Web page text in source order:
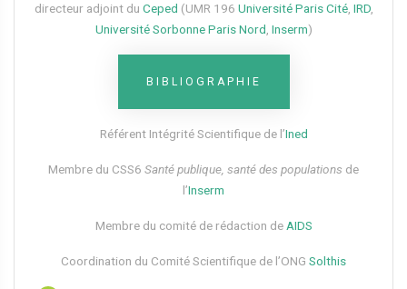
directeur adjoint du Ceped (UMR 196 Université Paris Cité, IRD,
Université Sorbonne Paris Nord Inserm)
BIBLIOGRAPHIE
Référent Intégrité Scientifique de l’Ined
Membre du CSS6​ Santé publique, santé des populations de
l’Inserm
Membre du comité de rédaction de AIDS
Coordination du Comité Scientifique de l’ONG Solthis